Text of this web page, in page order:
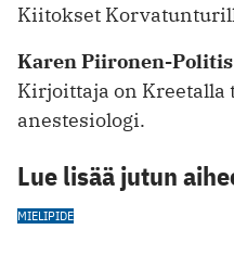
Kiitokset
Karen Piironen-Politis
Kirjoittaja on Kreetalla
anestesiologi.
Lue lisää jutun
MIELIPIDE